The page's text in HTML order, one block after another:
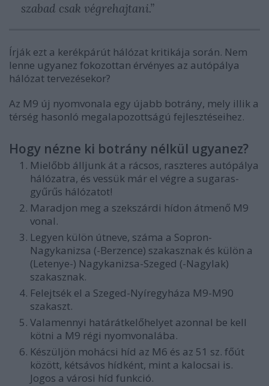
szabad csak végrehajtani.”
Írják ezt a kerékpárút hálózat kritikája során. Nem
lenne ugyanez fokozottan érvényes az autópálya
hálózat tervezésekor?
Az M9 új nyomvonala egy újabb botrány, mely illik a
térség hasonló megalapozottságú fejlesztéseihez.
Hogy nézne ki botrány nélkül ugyanez?
Mielőbb álljunk át a rácsos, raszteres autópálya
hálózatra, és vessük már el végre a sugaras-
gyűrűs hálózatot!
Maradjon meg a szekszárdi hídon átmenő M9
vonal.
Legyen külön útneve, száma a Sopron-
Nagykanizsa (-Berzence) szakasznak és külön a
(Letenye-) Nagykanizsa-Szeged (-Nagylak)
szakasznak.
Felejtsék el a Szeged-Nyíregyháza M9-M90
szakaszt.
Valamennyi határátkelőhelyet azonnal be kell
kötni a M9 régi nyomvonalába.
Készüljön mohácsi híd az M6 és az 51 sz. főút
között, kétsávos hídként, mint a kalocsai is.
Jogos a városi híd funkció.